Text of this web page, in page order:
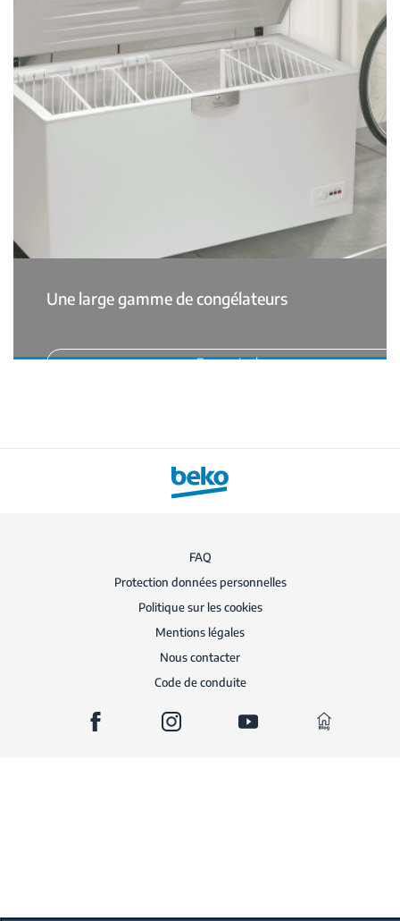
Une large gamme de congélateurs
En savoir plus
FAQ
Protection données personnelles
Politique sur les cookies
Mentions légales
Nous contacter
Code de conduite